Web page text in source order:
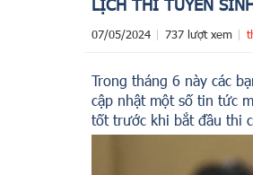
LỊCH THI TUYỂN
07/05/2024 737 lượt xem
Trong tháng 6 này các
cập nhật một số tin tức
tốt trước khi bắt đầu thi